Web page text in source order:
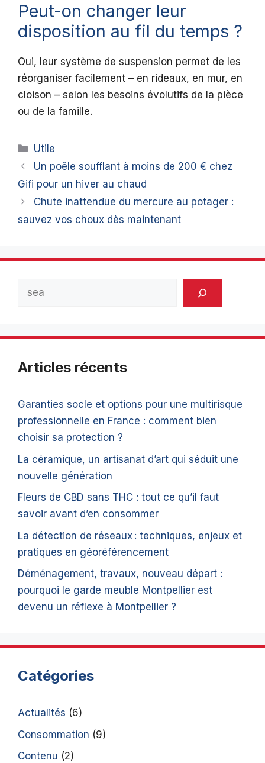
Peut-on changer leur
disposition au fil du temps ?
Oui, leur système de suspension permet de les
réorganiser facilement – en rideaux, en mur, en
cloison – selon les besoins évolutifs de la pièce
ou de la famille.
Catégories
Utile
Un poêle soufflant à moins de 200 € chez
Gifi pour un hiver au chaud
Chute inattendue du mercure au potager :
sauvez vos choux dès maintenant
Articles récents
Garanties socle et options pour une multirisque
professionnelle en France : comment bien
choisir sa protection ?
La céramique, un artisanat d’art qui séduit une
nouvelle génération
Fleurs de CBD sans THC : tout ce qu’il faut
savoir avant d’en consommer
La détection de réseaux : techniques, enjeux et
pratiques en géoréférencement
Déménagement, travaux, nouveau départ :
pourquoi le garde meuble Montpellier est
devenu un réflexe à Montpellier ?
Catégories
Actualités (6)
Consommation (9)
Contenu (2)